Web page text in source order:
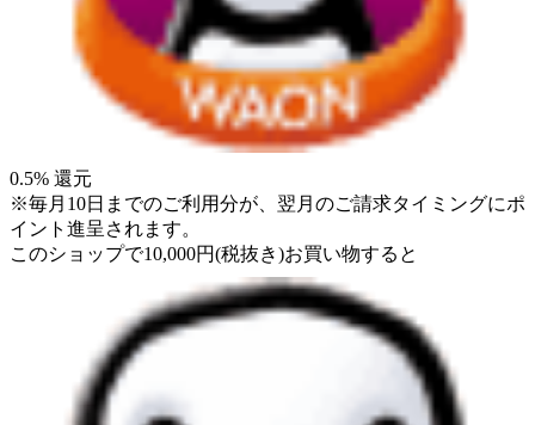
0.5% 還元
※毎月10日までのご利用分が、翌月のご請求タイミングにポ
イント進呈されます。
このショップで10,000円(税抜き)お買い物すると